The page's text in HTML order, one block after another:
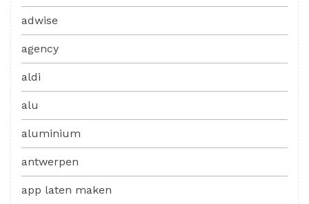
adwise
agency
aldi
alu
aluminium
antwerpen
app laten maken